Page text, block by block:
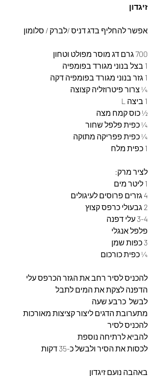
זיגדון
אפשר להחליף בדג דניס /לברק / סלומון
700 גרם דג מוסר מפולט וטחון
1 בצל בנוני מגורד בפומפיה
1 גזר בנוני מגורד בפומפיה דקה
¼ צרור פיטרוזליה קצוצה
1 ביצה L
½ כוס קמח מצה
¼ כפית פלפל שחור
¼ כפית פפריקה מתוקה
1 כפית מלח
לציר מרק:
1 ליטר מים
4 גזרים פרוסים לעיגולים
2 גבעולי כרפס קצוץ
3-4 עלי דפנה
פלפל אנגלי
3 כפות שמן
¼ כפית כורכום
להכניס לסיר רחב את הגזר הכרפס עלי
הדפנה לצקת את המים לתבל
לבשל  כרבע שעה
מתערובת הדגים ליצור קציצות מאורכות
להכניס לסיר
להביא לרתיחה נוספת
לכסות את הסיר ולבשל כ-35 דקות
באהבה נועם זיגדון